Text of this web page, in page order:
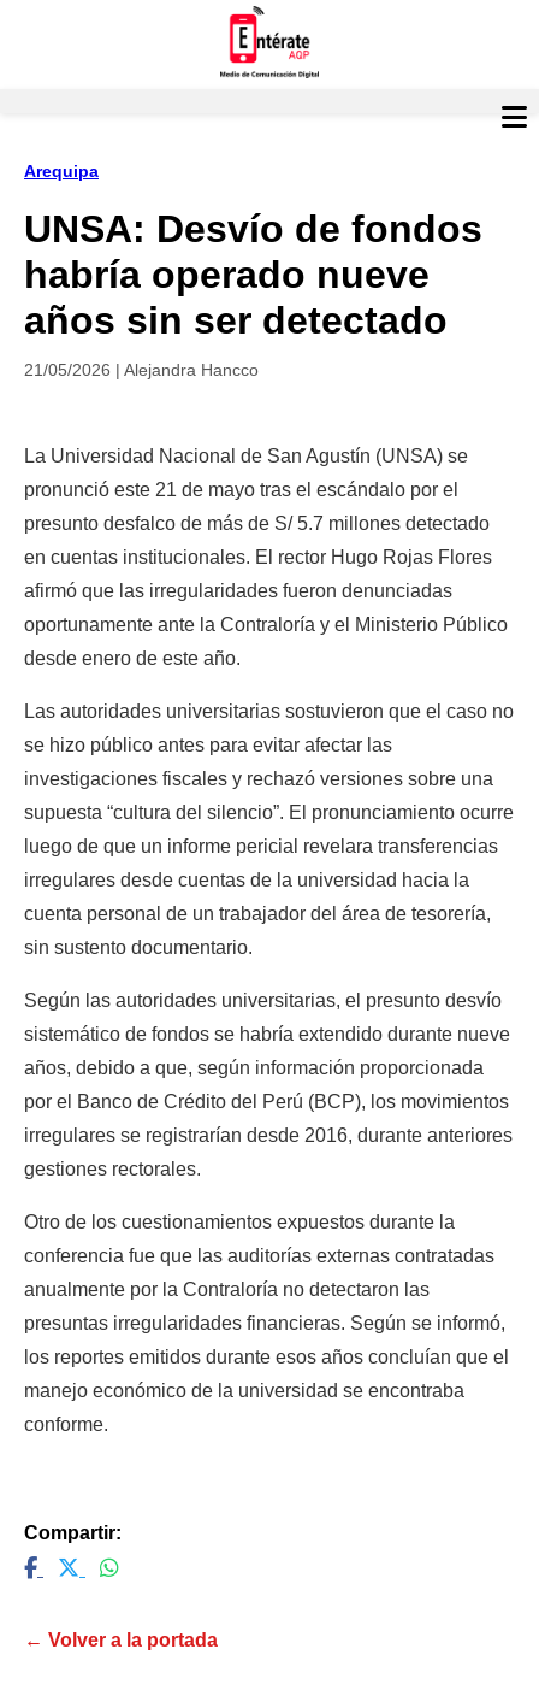
Arequipa
UNSA: Desvío de fondos
habría operado nueve
años sin ser detectado
21/05/2026 | Alejandra Hancco
La Universidad Nacional de San Agustín (UNSA) se
pronunció este 21 de mayo tras el escándalo por el
presunto desfalco de más de S/ 5.7 millones detectado
en cuentas institucionales. El rector Hugo Rojas Flores
afirmó que las irregularidades fueron denunciadas
oportunamente ante la Contraloría y el Ministerio Público
desde enero de este año.
Las autoridades universitarias sostuvieron que el caso no
se hizo público antes para evitar afectar las
investigaciones fiscales y rechazó versiones sobre una
supuesta “cultura del silencio”. El pronunciamiento ocurre
luego de que un informe pericial revelara transferencias
irregulares desde cuentas de la universidad hacia la
cuenta personal de un trabajador del área de tesorería,
sin sustento documentario.
Según las autoridades universitarias, el presunto desvío
sistemático de fondos se habría extendido durante nueve
años, debido a que, según información proporcionada
por el Banco de Crédito del Perú (BCP), los movimientos
irregulares se registrarían desde 2016, durante anteriores
gestiones rectorales.
Otro de los cuestionamientos expuestos durante la
conferencia fue que las auditorías externas contratadas
anualmente por la Contraloría no detectaron las
presuntas irregularidades financieras. Según se informó,
los reportes emitidos durante esos años concluían que el
manejo económico de la universidad se encontraba
conforme.
Compartir:
← Volver a la portada